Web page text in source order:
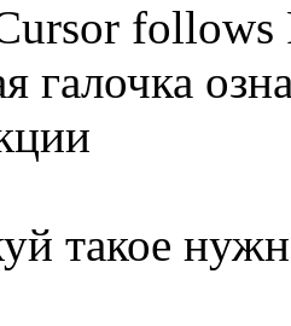
follows
галочка
такое